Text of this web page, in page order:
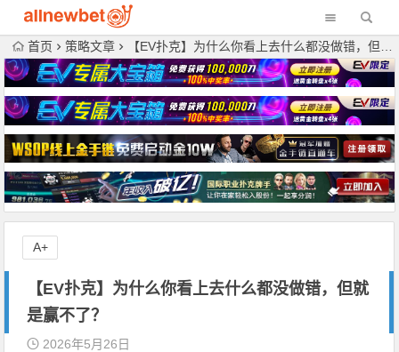
首页 策略文章 【EV扑克】为什么你看上去什么都没做错，但就是赢不了？
【EV扑克】为什么你看上去什么都没做错，但就
是赢不了？
2026年5月26日
A+